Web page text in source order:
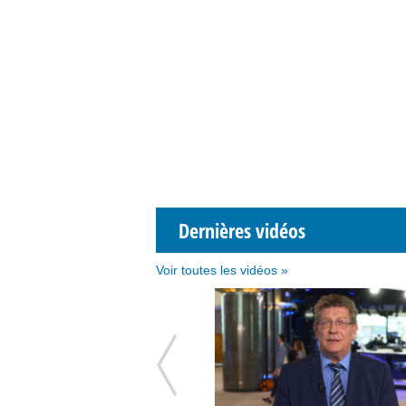
Dernières vidéos
Voir toutes les vidéos »